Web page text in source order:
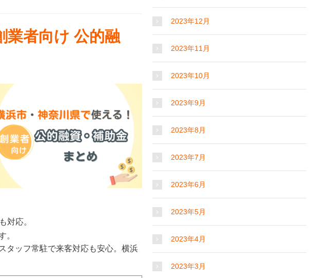
業者向け 公的融
対応。
。
タッフ常駐で来客対応も安心。横浜
2023年12月
2023年11月
2023年10月
2023年9月
2023年8月
2023年7月
2023年6月
2023年5月
2023年4月
2023年3月